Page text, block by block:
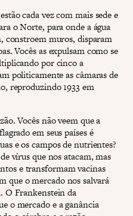
cada vez com mais sede e
o Norte, para onde a água
constroem muros, disparam
Vocês as expulsam como se
por cinco a
politicamente as câmaras de
reproduzindo 1933 em
Vocês não veem que a
em seus países é
e os campos de nutrientes?
vírus que nos atacam, mas
e transformam vacinas
que o mercado nos salvará
O Frankenstein da
o mercado e a ganância